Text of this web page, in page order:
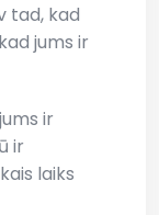
tad, kad
jums ir
ir
ir
laiks